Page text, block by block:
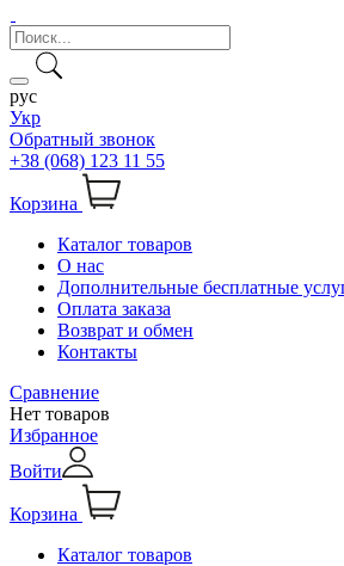
рус
Укр
Обратный звонок
+38 (068) 123 11 55
Корзина
Каталог товаров
О нас
Дополнительные бесплатные
Оплата заказа
Возврат и обмен
Контакты
Сравнение
Нет товаров
Избранное
Войти
Корзина
Каталог товаров